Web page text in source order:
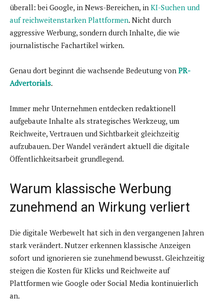
überall: bei Google, in News-Bereichen, in KI-Suchen und
auf reichweitenstarken Plattformen. Nicht durch
aggressive Werbung, sondern durch Inhalte, die wie
journalistische Fachartikel wirken.
Genau dort beginnt die wachsende Bedeutung von PR-
Advertorials.
Immer mehr Unternehmen entdecken redaktionell
aufgebaute Inhalte als strategisches Werkzeug, um
Reichweite, Vertrauen und Sichtbarkeit gleichzeitig
aufzubauen. Der Wandel verändert aktuell die digitale
Öffentlichkeitsarbeit grundlegend.
Warum klassische Werbung
zunehmend an Wirkung verliert
Die digitale Werbewelt hat sich in den vergangenen Jahren
stark verändert. Nutzer erkennen klassische Anzeigen
sofort und ignorieren sie zunehmend bewusst. Gleichzeitig
steigen die Kosten für Klicks und Reichweite auf
Plattformen wie Google oder Social Media kontinuierlich
an.